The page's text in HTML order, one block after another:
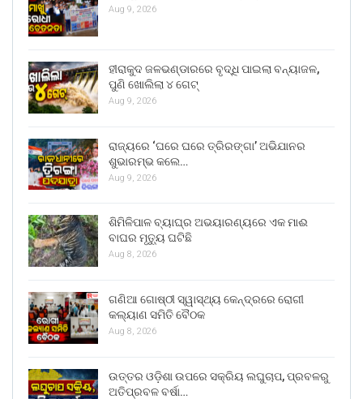
Aug 9, 2026
ହୀରାକୁଦ ଜଳଭଣ୍ଡାରରେ ବୃଦ୍ଧି ପାଇଲା ବନ୍ୟାଜଳ,
ପୁଣି ଖୋଲିଲା ୪ ଗେଟ୍
Aug 9, 2026
ରାଜ୍ୟରେ ‘ଘରେ ଘରେ ତ୍ରିରଙ୍ଗା’ ଅଭିଯାନର
ଶୁଭାରମ୍ଭ କଲେ…
Aug 9, 2026
ଶିମିଳିପାଳ ବ୍ୟାଘ୍ର ଅଭୟାରଣ୍ୟରେ ଏକ ମାଈ
ବାଘର ମୃତ୍ୟୁ ଘଟିଛି
Aug 8, 2026
ଗଣିଆ ଗୋଷ୍ଠୀ ସ୍ୱାସ୍ଥ୍ୟ କେନ୍ଦ୍ରରେ ରୋଗୀ
କଲ୍ୟାଣ ସମିତି ବୈଠକ
Aug 8, 2026
ଉତ୍ତର ଓଡ଼ିଶା ଉପରେ ସକ୍ରିୟ ଲଘୁଚାପ, ପ୍ରବଳରୁ
ଅତିପ୍ରବଳ ବର୍ଷା…